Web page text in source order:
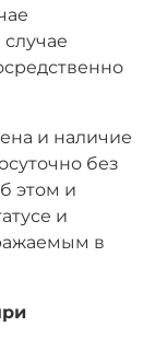
и наличие
без
этом и
и
в